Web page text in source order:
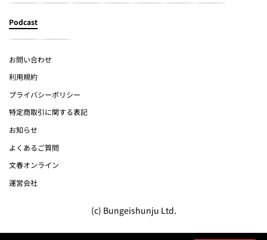
Podcast
お問い合わせ
利用規約
プライバシーポリシー
特定商取引に関する表記
お知らせ
よくあるご質問
文春オンライン
運営会社
(c) Bungeishunju Ltd.